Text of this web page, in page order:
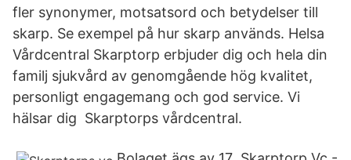
fler synonymer, motsatsord och betydelser till
skarp. Se exempel på hur skarp används. Helsa
Vårdcentral Skarptorp erbjuder dig och hela din
familj sjukvård av genomgående hög kvalitet,
personligt engagemang och god service. Vi
hälsar dig Skarptorps vårdcentral.